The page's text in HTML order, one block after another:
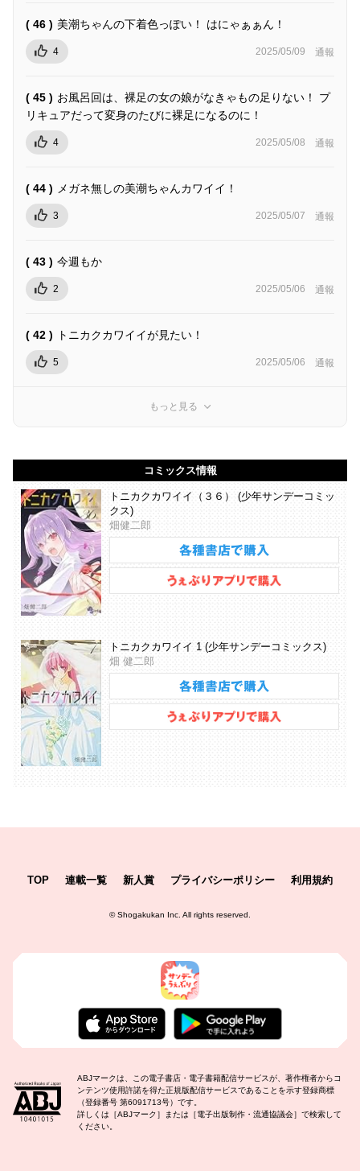
( 46 ) 美潮ちゃんの下着色っぽい！ はにゃぁぁん！
4 2025/05/09 通報
( 45 ) お風呂回は、裸足の女の娘がなきゃもの足りない！ プ
リキュアだって変身のたびに裸足になるのに！
4 2025/05/08 通報
( 44 ) メガネ無しの美潮ちゃんカワイイ！
3 2025/05/07 通報
( 43 ) 今週もか
2 2025/05/06 通報
( 42 ) トニカクカワイイが見たい！
5 2025/05/06 通報
もっと見る
コミックス情報
トニカクカワイイ（３６） (少年サンデーコミッ
クス)
畑健二郎
トニカクカワイイ 1 (少年サンデーコミックス)
畑 健二郎
TOP 連載一覧 新人賞 プライバシーポリシー 利用規約
©Shogakukan Inc. All rights reserved.
ABJマークは、この電子書店・電子書籍配信サービスが、著作権者からコ
ンテンツ使用許諾を得た正規版配信サービスであることを示す登録商標
（登録番号 第6091713号）です。
詳しくは［ABJマーク］または［電子出版制作・流通協議会］で検索して
ください。